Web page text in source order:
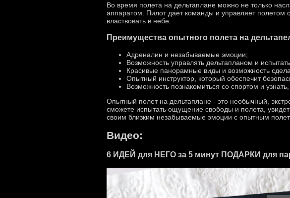
Во время полета на дельтаплане можно не только
аппаратом. Пилот дает команды и управляет
властвовать в небе.
Преимущества опытного полета на
Адреналин и незабываемые эмоции;
Возможность управлять дельтапланом и
Красивые панорамные виды и возможность
Опытный инструктор, который обеспечит
Возможность познакомиться со спортом и
Опытный полет на дельтаплане - это необычный,
сможете испытать ощущение свободы и полета,
своим близким незабываемые эмоции с опытным
Видео:
6 ИДЕЙ для НЕГО за 5 минут ПОДАРКИ для